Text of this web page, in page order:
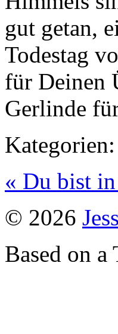
gut getan,
Todestag
für Deinen
Gerlinde
Kategorien:
« Du bist
© 2026
Based on a